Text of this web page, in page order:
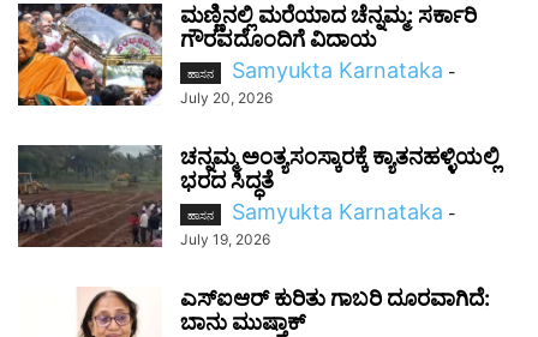
ಮಣ್ಣಿನಲ್ಲಿ ಮರೆಯಾದ ಚೆನ್ನಮ್ಮ: ಸರ್ಕಾರಿ
ಗೌರವದೊಂದಿಗೆ ವಿದಾಯ
ಹಾಸನ Samyukta Karnataka -
July 20, 2026
ಚನ್ನಮ್ಮ ಅಂತ್ಯಸಂಸ್ಕಾರಕ್ಕೆ ಕ್ಯಾತನಹಳ್ಳಿಯಲ್ಲಿ
ಭರದ ಸಿದ್ಧತೆ
ಹಾಸನ Samyukta Karnataka -
July 19, 2026
ಎಸ್‌ಐಆರ್‌ ಕುರಿತು ಗಾಬರಿ ದೂರವಾಗಿದೆ:
ಬಾನು ಮುಷ್ತಾಕ್